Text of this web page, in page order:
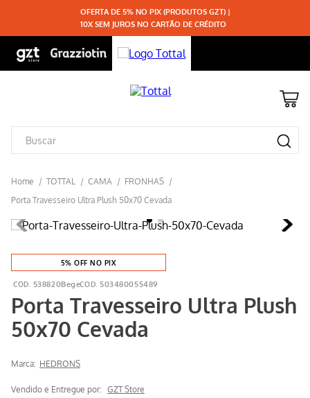
OFERTA DE 5% NO PIX (PRODUTOS GZT) |
10X SEM JUROS NO CARTÃO DE CRÉDITO
TOTTAL CAMA
FRONHAS
Porta Travesseiro Ultra Plush 50x70 Cevada
5% OFF NO PIX
538820Bege 503480055489
Porta Travesseiro Ultra Plush
50x70 Cevada
Marca: HEDRONS
Vendido e Entregue por: GZT Store